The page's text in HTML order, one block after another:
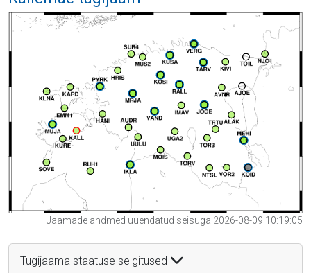
Jaamade andmed uuendatud seisuga 2026-08-09 10:19:05
Tugijaama staatuse selgitused